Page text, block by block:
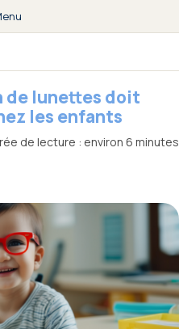
de lunettes doit
les enfants
de lecture : environ 6 minutes